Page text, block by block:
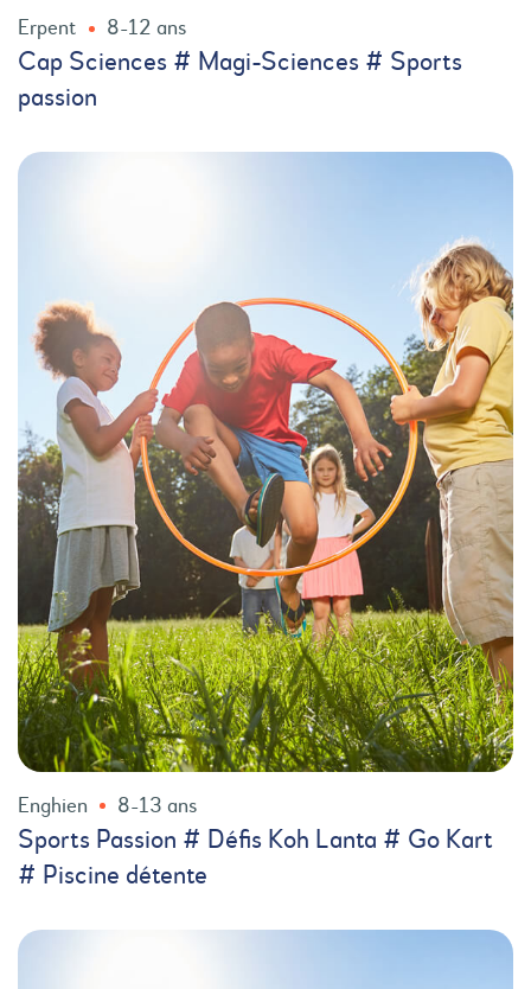
Erpent 8-12 ans
Cap Sciences # Magi-Sciences # Sports
passion
Enghien 8-13 ans
Sports Passion # Défis Koh Lanta # Go Kart
# Piscine détente